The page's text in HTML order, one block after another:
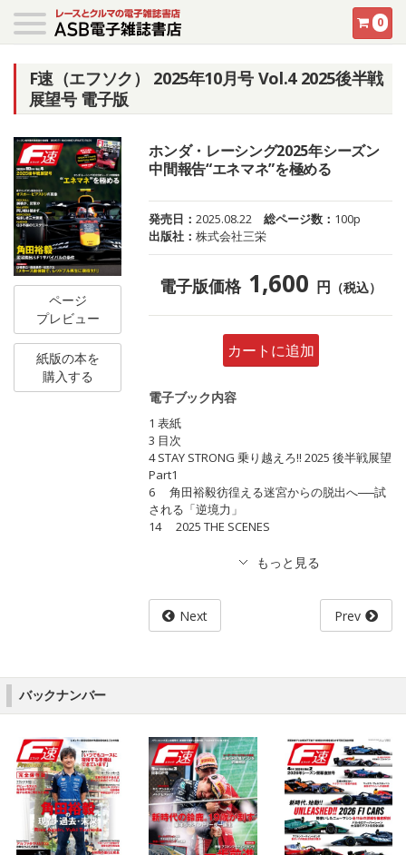
0
F速（エフソク） 2025年10月号 Vol.4 2025後半戦
展望号 電子版
ページ
プレビュー
紙版の本を
購入する
ホンダ・レーシング2025年シーズン
中間報告“エネマネ”を極める
発売日：2025.08.22 総ページ数： 100p
出版社：株式会社三栄
電子版価格 1,600 円 （税込）
カートに追加
電子ブック内容
1 表紙
3 目次
4 STAY STRONG 乗り越えろ!! 2025 後半戦展望
Part1
6 角田裕毅彷徨える迷宮からの脱出へ──試
される「逆境力」
14 2025 THE SCENES
Next Prev
バックナンバー